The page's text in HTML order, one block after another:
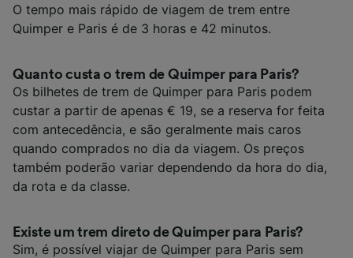
O tempo mais rápido de viagem de trem entre
Quimper e Paris é de 3 horas e 42 minutos.
Quanto custa o trem de Quimper para Paris?
Os bilhetes de trem de Quimper para Paris podem
custar a partir de apenas € 19, se a reserva for feita
com antecedência, e são geralmente mais caros
quando comprados no dia da viagem. Os preços
também poderão variar dependendo da hora do dia,
da rota e da classe.
Existe um trem direto de Quimper para Paris?
Sim, é possível viajar de Quimper para Paris sem